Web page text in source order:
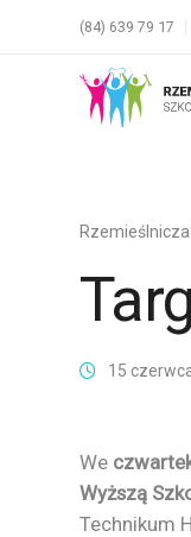
(84) 639 79 17
15
We
Wyższą
Technikum